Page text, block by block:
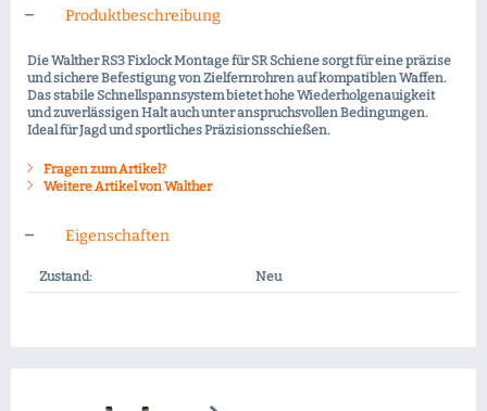
Produktbeschreibung
Die Walther RS3 Fixlock Montage für SR Schiene sorgt für eine präzise
und sichere Befestigung von Zielfernrohren auf kompatiblen Waffen.
Das stabile Schnellspannsystem bietet hohe Wiederholgenauigkeit
und zuverlässigen Halt auch unter anspruchsvollen Bedingungen.
Ideal für Jagd und sportliches Präzisionsschießen.
Fragen zum Artikel?
Weitere Artikel von Walther
Eigenschaften
Zustand: Neu